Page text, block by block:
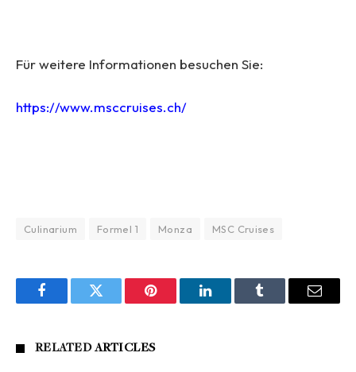
Für weitere Informationen besuchen Sie:
https://www.msccruises.ch/
Culinarium Formel 1 Monza MSC Cruises
FacebookTwitter Pinterest LinkedInTumblr Email
RELATEDARTICLES